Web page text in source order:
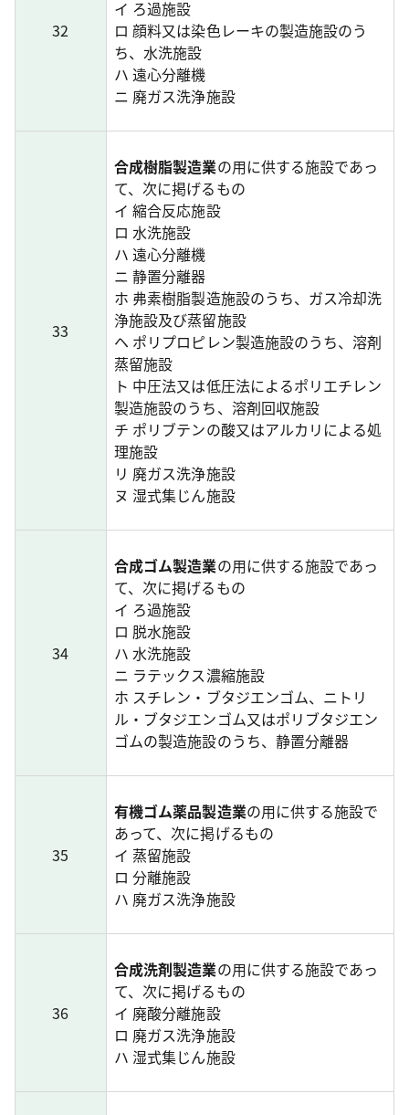
32
イ ろ過施設
ロ 顔料又は染色レーキの製造施設のう
ち、水洗施設
ハ 遠心分離機
ニ 廃ガス洗浄施設
33
合成樹脂製造業の用に供する施設であっ
て、次に掲げるもの
イ 縮合反応施設
ロ 水洗施設
ハ 遠心分離機
ニ 静置分離器
ホ 弗素樹脂製造施設のうち、ガス冷却洗
浄施設及び蒸留施設
ヘ ポリプロピレン製造施設のうち、溶剤
蒸留施設
ト 中圧法又は低圧法によるポリエチレン
製造施設のうち、溶剤回収施設
チ ポリブテンの酸又はアルカリによる処
理施設
リ 廃ガス洗浄施設
ヌ 湿式集じん施設
34
合成ゴム製造業の用に供する施設であっ
て、次に掲げるもの
イ ろ過施設
ロ 脱水施設
ハ 水洗施設
ニ ラテックス濃縮施設
ホ スチレン・ブタジエンゴム、ニトリ
ル・ブタジエンゴム又はポリブタジエン
ゴムの製造施設のうち、静置分離器
35
有機ゴム薬品製造業の用に供する施設で
あって、次に掲げるもの
イ 蒸留施設
ロ 分離施設
ハ 廃ガス洗浄施設
36
合成洗剤製造業の用に供する施設であっ
て、次に掲げるもの
イ 廃酸分離施設
ロ 廃ガス洗浄施設
ハ 湿式集じん施設